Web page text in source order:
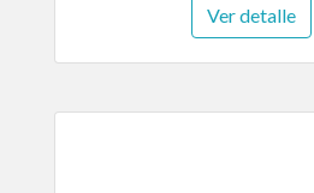
Ver detalle